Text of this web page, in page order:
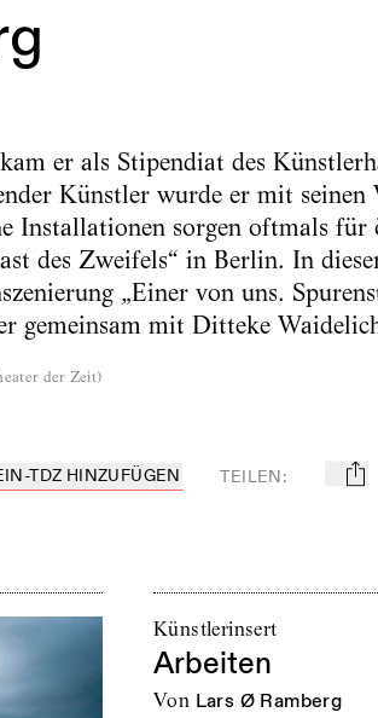
er als Stipendiat des
Künstler wurde er mit seinen
Installationen sorgen oftmals für
des Zweifels“ in Berlin. In
„Einer von uns.
gemeinsam mit Ditteke
der Zeit)
hinzufügen
TDZ HINZUFÜGEN TEILEN: mail
Künstlerinsert
Arbeiten
von Lars Ø Ramberg